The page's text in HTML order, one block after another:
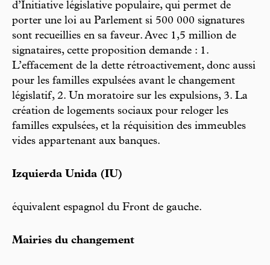
d’Initiative législative populaire, qui permet de
porter une loi au Parlement si 500 000 signatures
sont recueillies en sa faveur. Avec 1,5 million de
signataires, cette proposition demande : 1.
L’effacement de la dette rétroactivement, donc aussi
pour les familles expulsées avant le changement
législatif, 2. Un moratoire sur les expulsions, 3. La
création de logements sociaux pour reloger les
familles expulsées, et la réquisition des immeubles
vides appartenant aux banques.
Izquierda Unida (IU)
équivalent espagnol du Front de gauche.
Mairies du changement